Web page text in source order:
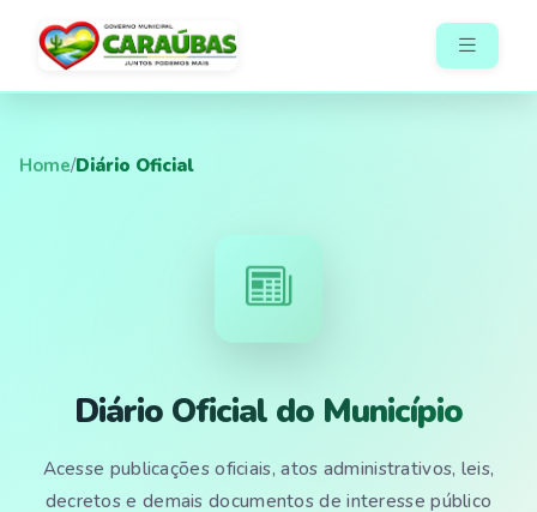
Home/Diário Oficial
Diário Oficial do Município
Acesse publicações oficiais, atos administrativos, leis,
decretos e demais documentos de interesse público